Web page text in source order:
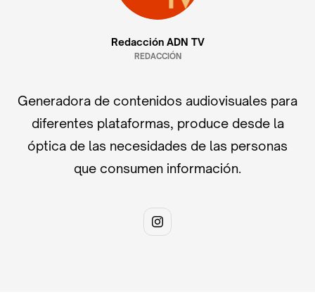
Redacción ADN TV
REDACCIÓN
Generadora de contenidos audiovisuales para
diferentes plataformas, produce desde la
óptica de las necesidades de las personas
que consumen información.